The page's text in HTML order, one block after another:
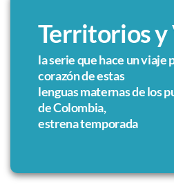
Territorios y
la serie que hace un viaje
corazón de estas
lenguas maternas de los
de Colombia,
estrena temporada